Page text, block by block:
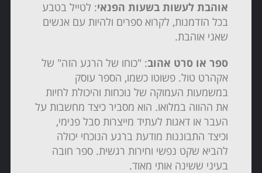
אוהבת לעשות בשעות הפנאי: לטייל בטבע
בכל הזדמנות, לקרוא ספרים ולהיות עם אנשים
שאני אוהבת.
ספר או סרט אהוב: "כוחו של הרגע הזה" של
אקהרט טול. פשוטו כשמו, הספר עוסק
במשמעות העמוקה של נוכחות והיכולת לחיות
את ההווה במלואו. הוא מסביר כיצד מחשבות על
העבר או דאגות לעתיד מייצרות סבל פנימי,
וכיצד התבוננות מודעת ברגע הנוכחי יכולה
להביא שקט נפשי וחירות רגשית. ספר חובה
בעיני ששינה אותי מאוד.